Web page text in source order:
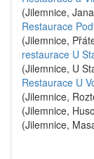
(Jilemnice,
Restaurace
(Jilemnice,
restaurace U
(Jilemnice, U
Restaurace U
(Jilemnice,
(Jilemnice,
(Jilemnice,